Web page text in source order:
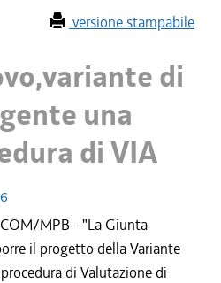
versione stampabile
di
una
di VIA
MPB - "La Giunta
il progetto della Variante
di Valutazione di